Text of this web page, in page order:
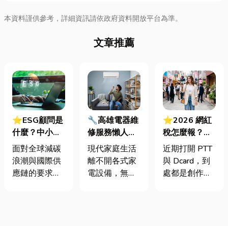
本資料謹供參考，詳細資訊請依政府資料開放平台為準。
文章推薦
⭐ESG顧問是
什麼？中小企
業挑選四大永
續顧問服務的
實用指南
面對全球減碳
浪潮與國際供
應鏈的要求，
🔧高雄電器維
修服務懶人包
｜冷氣、冰
箱、洗衣機專
業維修
現代家庭生活
離不開各式家
電設備，無論
⭐2026 網紅
稅怎麼報？一
篇看懂課稅門
檻、追溯年限
與合法節稅，
近期打開 PTT
與 Dcard，到
處都是創作者